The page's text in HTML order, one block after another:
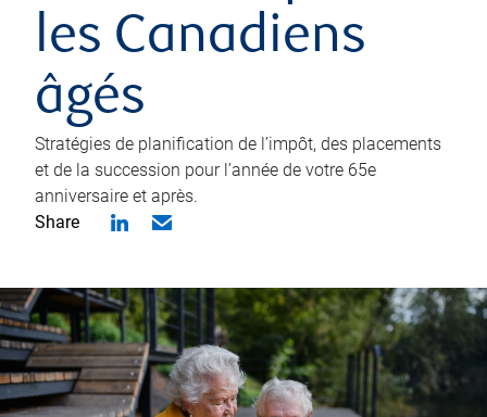
les Canadiens
âgés
Stratégies de planification de l’impôt, des placements
et de la succession pour l’année de votre 65e
anniversaire et après.
Share